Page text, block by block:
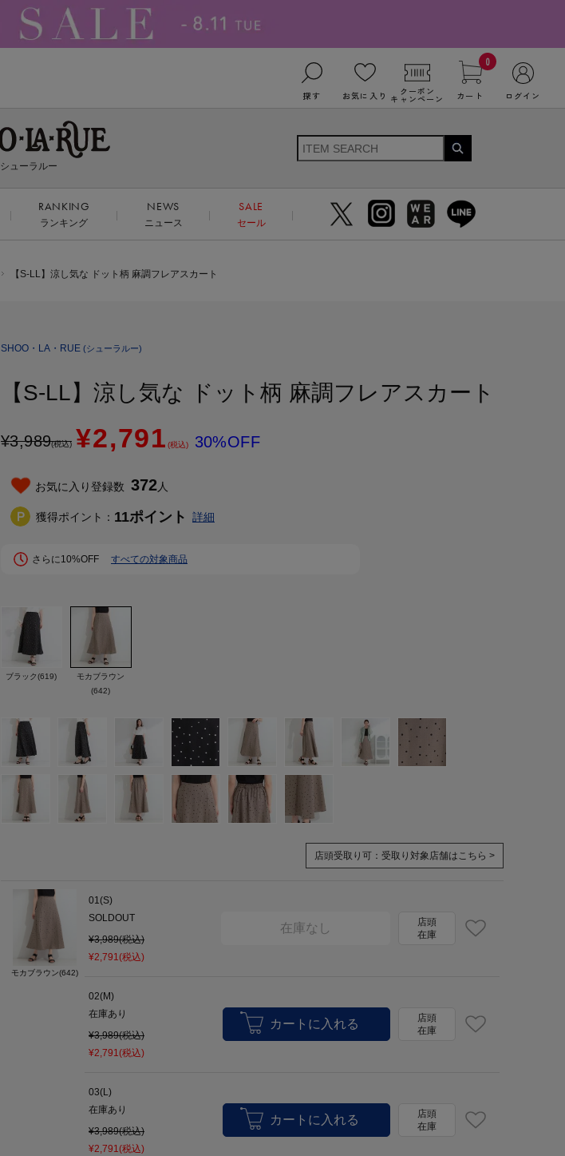
探す お気に入り クーポン
キャンペーン
0
カート ログイン
シューラルー
RANKING
ランキング
NEWS
ニュース
SALE
セール
【S-LL】涼し気な ドット柄 麻調フレアスカート
SHOO・LA・RUE (シューラルー)
【S-LL】涼し気な ドット柄 麻調フレアスカート
¥3,989(税込) ¥2,791 (税込) 30%OFF
お気に入り登録数 372人
獲得ポイント： 11ポイント 詳細
さらに10%OFF すべての対象商品
ブラック(619)
モカブラウン
(642)
店頭受取り可： 受取り対象店舗はこちら >
モカブラウン(642)
01(S)
SOLDOUT
¥3,989(税込)
¥2,791(税込)
在庫なし
店頭
在庫
02(M)
在庫あり
¥3,989(税込)
¥2,791(税込)
店頭
在庫
03(L)
在庫あり
¥3,989(税込)
¥2,791(税込)
店頭
在庫